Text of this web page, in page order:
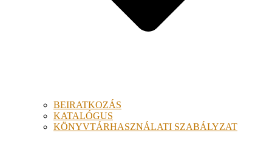
BEIRATKOZÁS
KATALÓGUS
KÖNYVTÁRHASZNÁLATI SZABÁLYZAT